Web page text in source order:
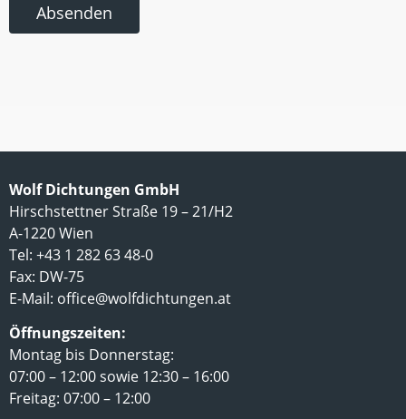
Absenden
Wolf Dichtungen GmbH
Hirschstettner Straße 19 – 21/H2
A-1220 Wien
Tel: +43 1 282 63 48-0
Fax: DW-75
E-Mail: office@wolfdichtungen.at
Öffnungszeiten:
Montag bis Donnerstag:
07:00 – 12:00 sowie 12:30 – 16:00
Freitag: 07:00 – 12:00